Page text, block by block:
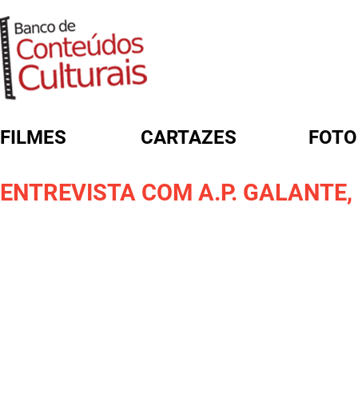
FILMES CARTAZES
ENTREVISTA COM A.P.
FORMULÁRIO DE BUSCA